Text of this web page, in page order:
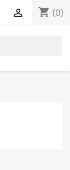
shopping_cart (0)
